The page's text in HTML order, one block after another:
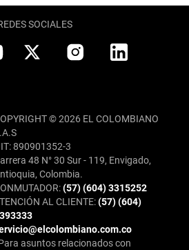
SOCIALES
© 2026 EL COLOMBIANO
890901352-3
48 N° 30 Sur - 119, Envigado,
Colombia.
(57) (604) 3315252
AL CLIENTE:(57) (604)
asuntos relacionados con